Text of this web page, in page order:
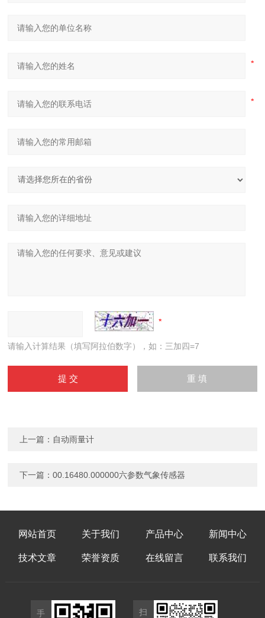
请输入计算结果（填写阿拉伯数字），如：三加四=7
上一篇： 自动雨量计
下一篇：00.16480.000000六参数气象传感器
网站首页 关于我们 产品中心 新闻中心
技术文章 荣誉资质 在线留言 联系我们
手
扫